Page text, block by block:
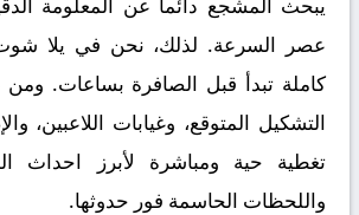
عصر السرعة. لذلك، نحن في يلا
كاملة تبدأ قبل الصافرة بساعات.
التشكيل المتوقع، وغيابات اللاعبين،
تغطية حية ومباشرة لأبرز احداث
واللحظات الحاسمة فور حدوثها.